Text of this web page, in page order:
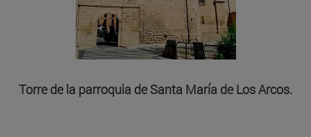
Torre de la parroquia de Santa María de Los Arcos.